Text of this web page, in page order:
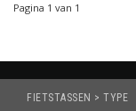
Pagina 1 van 1
FIETSTASSEN > TYPE